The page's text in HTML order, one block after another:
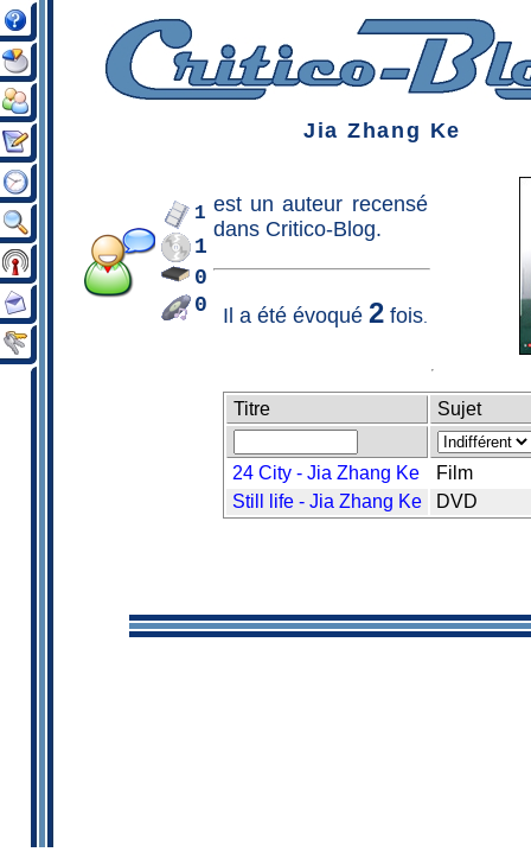
Jia Zhang Ke
1
1
0
0
est unauteur recensé
dans Critico-Blog.
Il a été évoqué 2fois.
Titre Sujet
24 City - Jia Zhang Ke
Film
Still life - Jia Zhang Ke
DVD